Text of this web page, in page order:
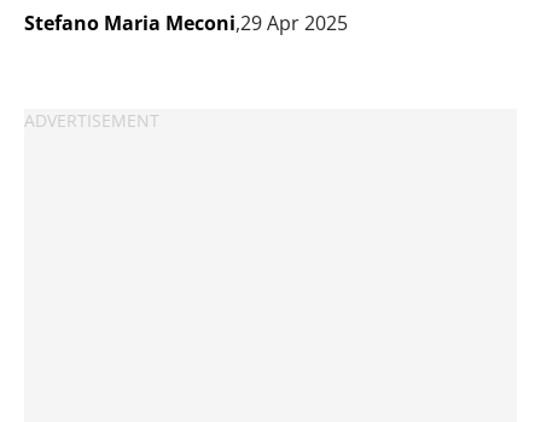
Stefano Maria Meconi,29 Apr 2025